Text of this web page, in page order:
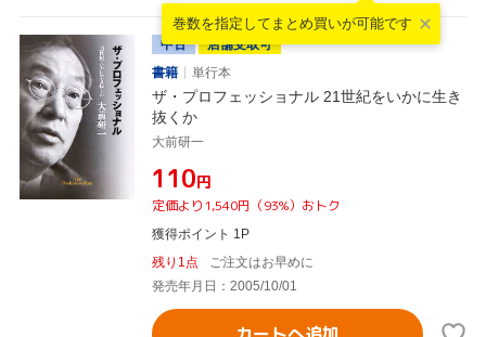
巻数を指定して まとめ買いが可能です
中古
店舗受取可
書籍
単行本
ザ・プロフェッショナル 21世紀をいかに生き
抜くか
大前研一
¥110円
定価より1,540円（93%）おトク
獲得ポイント 1P
残り1点
ご注文はお早めに
発売年月日：2005/10/01